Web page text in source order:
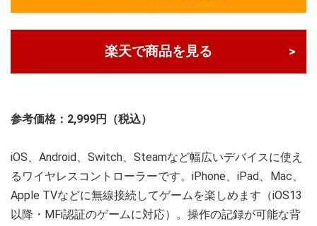
楽天で商品を見る
参考価格：2,999円（税込）
iOS、Android、Switch、Steamなど幅広いデバイスに使え
るワイヤレスコントローラーです。iPhone、iPad、Mac、
Apple TVなどに無線接続してゲームを楽しめます（iOS13
以降・MFi認証のゲームに対応）。操作の記録が可能な背